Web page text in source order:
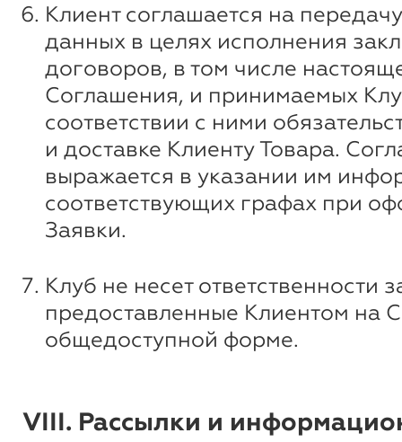
Клиент соглашается на
данных в целях исполнения
договоров, в том числе
Соглашения, и принимаемых
соответствии с ними
и доставке Клиенту Товара.
выражается в указании им
соответствующих графах при
Заявки.
Клуб не несет ответственности
предоставленные Клиентом на
общедоступной форме.
VIII. Рассылки и